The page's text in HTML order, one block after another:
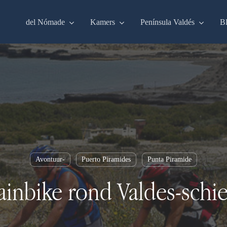
del Nómade Kamers Península Valdés
Avontuur- Puerto Piramides Punta Piramide
rond Valdes-